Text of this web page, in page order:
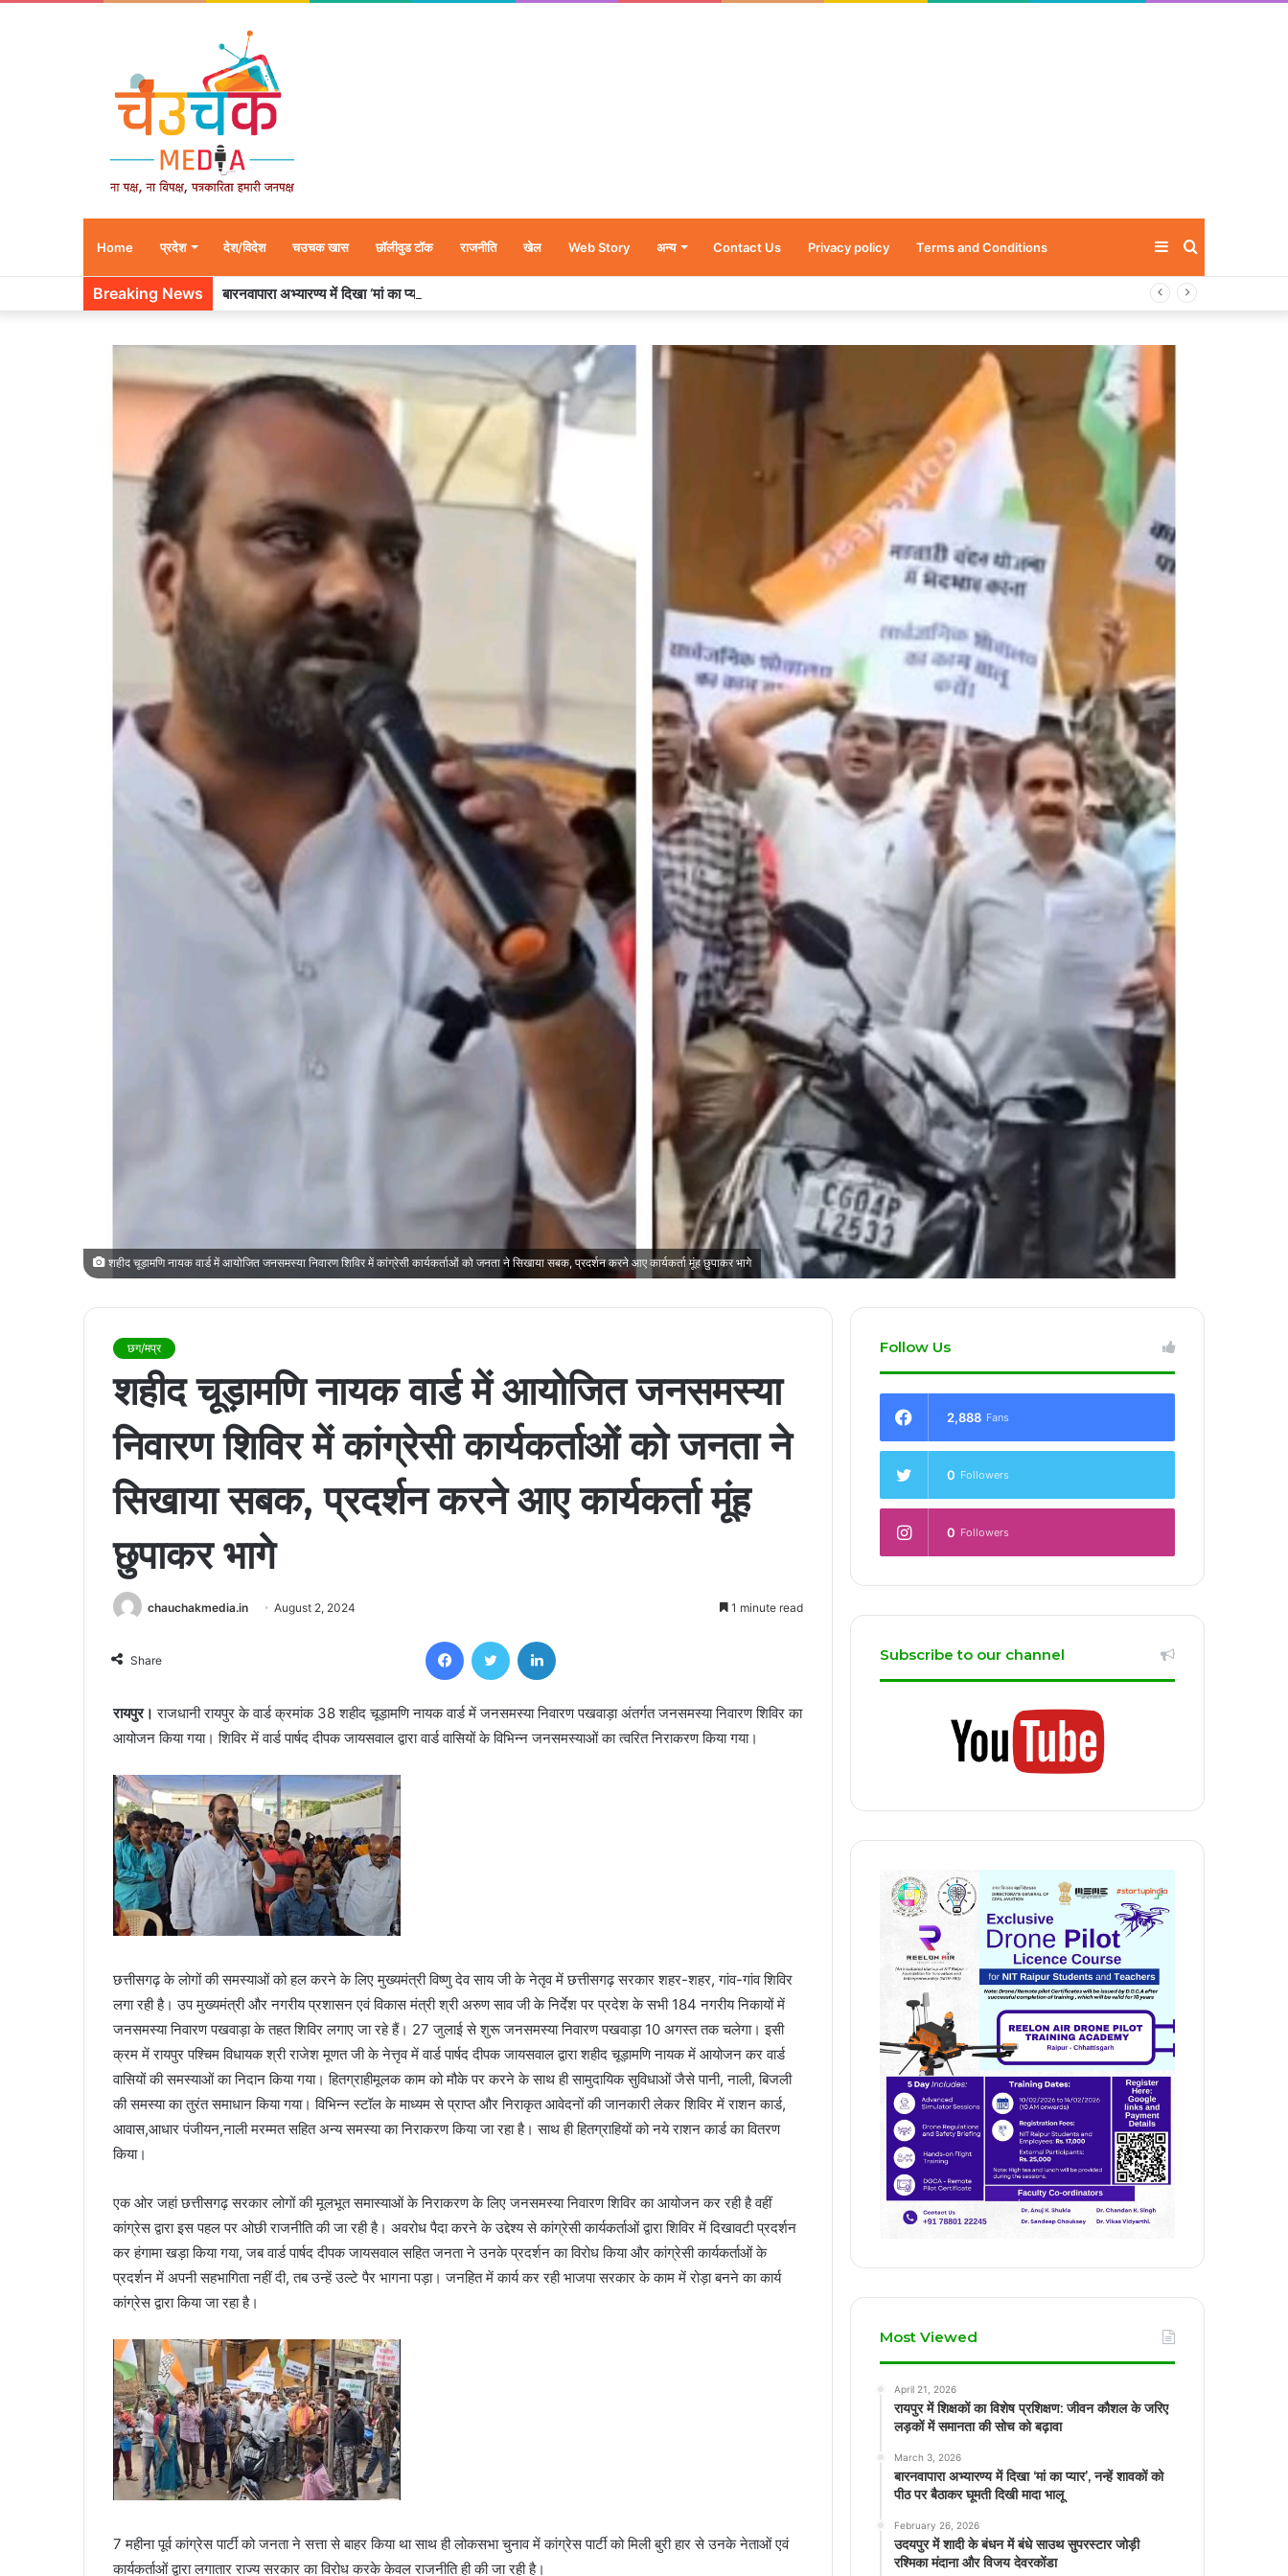
Home प्रदेश देश/विदेश चउचक खास छॉलीवुड टॉक राजनीति खेल Web Story अन्य Contact Us Privacy policy Terms and Conditions Sidebar
Breaking News बारनवापारा अभ्यारण्य में दिखा ‘मां का प्यार’, नन्हें शावकों को पीठ पर बैठाकर घूमती दिखी मादा भालू
शहीद चूड़ामणि नायक वार्ड में आयोजित जनसमस्या निवारण शिविर में कांग्रेसी कार्यकर्ताओं को जनता ने सिखाया सबक, प्रदर्शन करने आए कार्यकर्ता मूंह छुपाकर भागे
छग/मप्र
शहीद चूड़ामणि नायक वार्ड में आयोजित जनसमस्या
निवारण शिविर में कांग्रेसी कार्यकर्ताओं को जनता ने
सिखाया सबक, प्रदर्शन करने आए कार्यकर्ता मूंह
छुपाकर भागे
chauchakmedia.in August 2, 2024 1 minute read
Share
FacebookTwitter
रायपुर। राजधानी रायपुर के वार्ड क्रमांक 38 शहीद चूड़ामणि नायक वार्ड में जनसमस्या निवारण पखवाड़ा अंतर्गत जनसमस्या निवारण शिविर का
आयोजन किया गया। शिविर में वार्ड पार्षद दीपक जायसवाल द्वारा वार्ड वासियों के विभिन्न जनसमस्याओं का त्वरित निराकरण किया गया।
छत्तीसगढ़ के लोगों की समस्याओं को हल करने के लिए मुख्यमंत्री विष्णु देव साय जी के नेतृव में छत्तीसगढ़ सरकार शहर-शहर, गांव-गांव शिविर
लगा रही है। उप मुख्यमंत्री और नगरीय प्रशासन एवं विकास मंत्री श्री अरुण साव जी के निर्देश पर प्रदेश के सभी 184 नगरीय निकायों में
जनसमस्या निवारण पखवाड़ा के तहत शिविर लगाए जा रहे हैं। 27 जुलाई से शुरू जनसमस्या निवारण पखवाड़ा 10 अगस्त तक चलेगा। इसी
क्रम में रायपुर पश्चिम विधायक श्री राजेश मूणत जी के नेत्तृव में वार्ड पार्षद दीपक जायसवाल द्वारा शहीद चूड़ामणि नायक में आयोजन कर वार्ड
वासियों की समस्याओं का निदान किया गया। हितग्राहीमूलक काम को मौके पर करने के साथ ही सामुदायिक सुविधाओं जैसे पानी, नाली, बिजली
की समस्या का तुरंत समाधान किया गया। विभिन्न स्टॉल के माध्यम से प्राप्त और निराकृत आवेदनों की जानकारी लेकर शिविर में राशन कार्ड,
आवास,आधार पंजीयन,नाली मरम्मत सहित अन्य समस्या का निराकरण किया जा रहा है। साथ ही हितग्राहियों को नये राशन कार्ड का वितरण
किया।
एक ओर जहां छत्तीसगढ़ सरकार लोगों की मूलभूत समास्याओं के निराकरण के लिए जनसमस्या निवारण शिविर का आयोजन कर रही है वहीं
कांग्रेस द्वारा इस पहल पर ओछी राजनीति की जा रही है। अवरोध पैदा करने के उद्देश्य से कांग्रेसी कार्यकर्ताओं द्वारा शिविर में दिखावटी प्रदर्शन
कर हंगामा खड़ा किया गया, जब वार्ड पार्षद दीपक जायसवाल सहित जनता ने उनके प्रदर्शन का विरोध किया और कांग्रेसी कार्यकर्ताओं के
प्रदर्शन में अपनी सहभागिता नहीं दी, तब उन्हें उल्टे पैर भागना पड़ा। जनहित में कार्य कर रही भाजपा सरकार के काम में रोड़ा बनने का कार्य
कांग्रेस द्वारा किया जा रहा है।
7 महीना पूर्व कांग्रेस पार्टी को जनता ने सत्ता से बाहर किया था साथ ही लोकसभा चुनाव में कांग्रेस पार्टी को मिली बुरी हार से उनके नेताओं एवं
कार्यकर्ताओं द्वारा लगातार राज्य सरकार का विरोध करके केवल राजनीति ही की जा रही है।
रायपुर स्थित निवास पर दिया गया हिंदी का सर्वोच्च
सम्मान ज्ञानपीठ पुरस्कार
Follow Us
2,888 Fans
0 Followers
0 Followers
Subscribe to our channel
Most Viewed
April 21, 2026
रायपुर में शिक्षकों का विशेष प्रशिक्षण: जीवन कौशल के जरिए
लड़कों में समानता की सोच को बढ़ावा
March 3, 2026
बारनवापारा अभ्यारण्य में दिखा ‘मां का प्यार’, नन्हें शावकों को
पीठ पर बैठाकर घूमती दिखी मादा भालू
February 26, 2026
उदयपुर में शादी के बंधन में बंधे साउथ सुपरस्टार जोड़ी
रश्मिका मंदाना और विजय देवरकोंडा